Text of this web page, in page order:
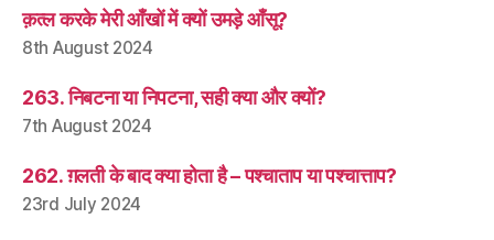
क़त्ल करके मेरी आँखों में क्यों उमड़े आँसू?
8th August 2024
263. निबटना या निपटना, सही क्या और क्यों?
7th August 2024
262. ग़लती के बाद क्या होता है – पश्चाताप या पश्चात्ताप?
23rd July 2024